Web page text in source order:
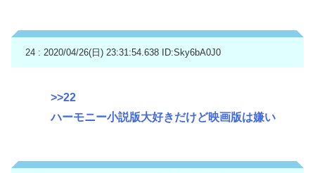
24 : 2020/04/26(日) 23:31:54.638 ID:Sky6bA0J0
>>22
ハーモニー小説版大好きだけど映画版は嫌い